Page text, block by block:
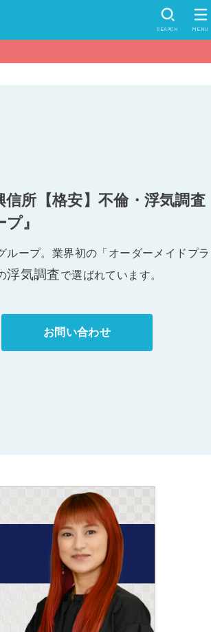
SEARCH MENU
信所【格安】不倫・浮気調査
』
ループ。業界初の「オーダーメイドプラ
浮気調査で選ばれています。
お問い合わせ